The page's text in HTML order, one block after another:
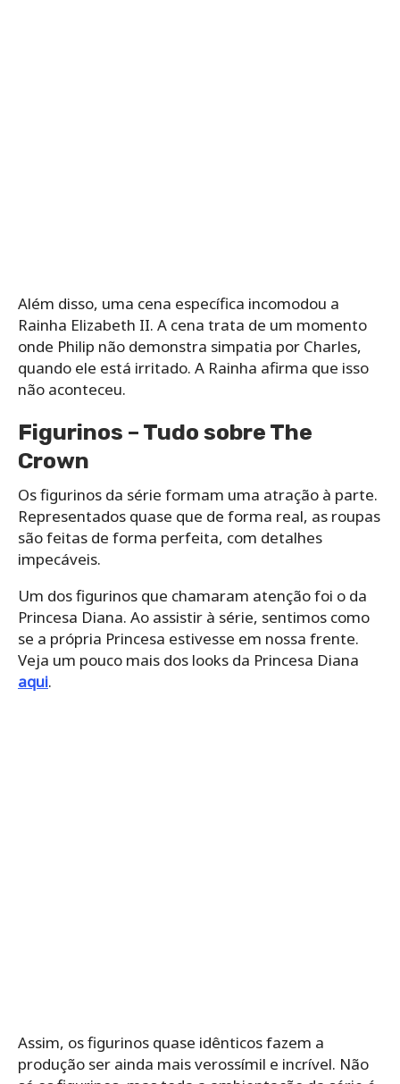
Além disso, uma cena específica incomodou a
Rainha Elizabeth II. A cena trata de um momento
onde Philip não demonstra simpatia por Charles,
quando ele está irritado. A Rainha afirma que isso
não aconteceu.
Figurinos – Tudo sobre The
Crown
Os figurinos da série formam uma atração à parte.
Representados quase que de forma real, as roupas
são feitas de forma perfeita, com detalhes
impecáveis.
Um dos figurinos que chamaram atenção foi o da
Princesa Diana. Ao assistir à série, sentimos como
se a própria Princesa estivesse em nossa frente.
Veja um pouco mais dos looks da Princesa Diana
aqui.
Assim, os figurinos quase idênticos fazem a
produção ser ainda mais verossímil e incrível. Não